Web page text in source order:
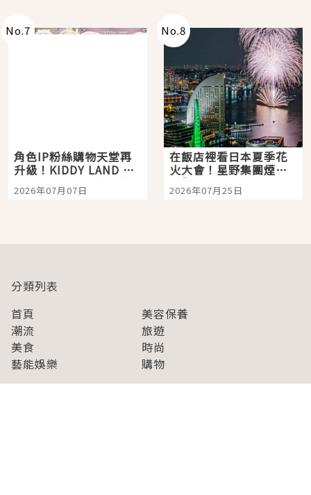
No.7
角色IP粉絲購物天堂再
升級！KIDDY LAND 原
宿店吉伊卡哇迎客，新
開幕 OMOKADO 店3分
2026年07月07日
No.8
在飯店裡看日本夏季花
火大會！星野集團煙火
景觀飯店6選，讓你不用
人擠人悠閒欣賞
2026年07月25日
分類列表
首頁
美容保養
潮流
旅遊
美食
時尚
藝能娛樂
購物